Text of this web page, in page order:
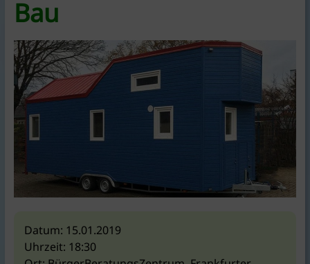
bietet
und
Förderkonzepte
rund
um
Braunschweig
Umwelt,
Ernährung,
Konsum.
Bau
Datum: 15.01.2019
Uhrzeit: 18:30